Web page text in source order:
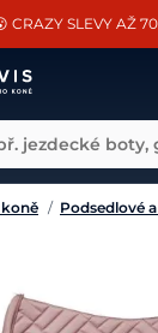
13% na vše od
CRAZY SLEVY AŽ
k vybraným
/ Podsedlové